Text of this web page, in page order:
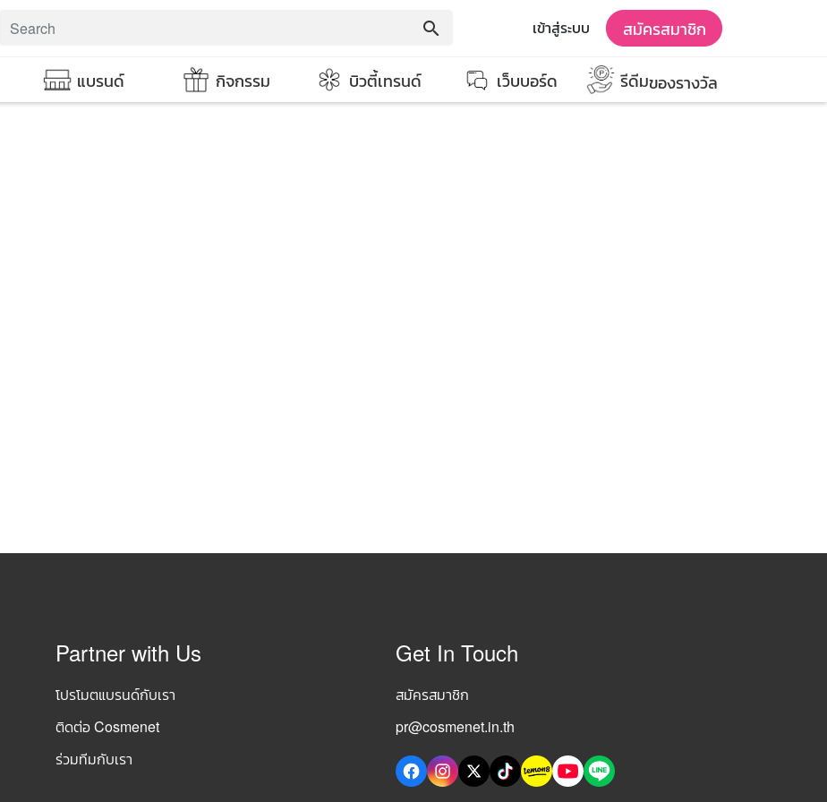
search เข้าสู่ระบบ สมัครสมาชิก
แบรนด์ กิจกรรม บิวตี้เทรนด์ เว็บบอร์ด รีดีมของรางวัล
Partner with Us
โปรโมตแบรนด์กับเรา
ติดต่อ Cosmenet
ร่วมทีมกับเรา
Get In Touch
สมัครสมาชิก
pr@cosmenet.in.th